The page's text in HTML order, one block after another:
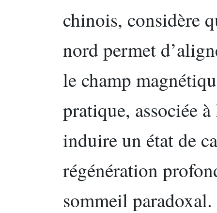
chinois, considère
nord permet
le champ
pratique, associée
induire un état de
régénération
sommeil paradoxal.